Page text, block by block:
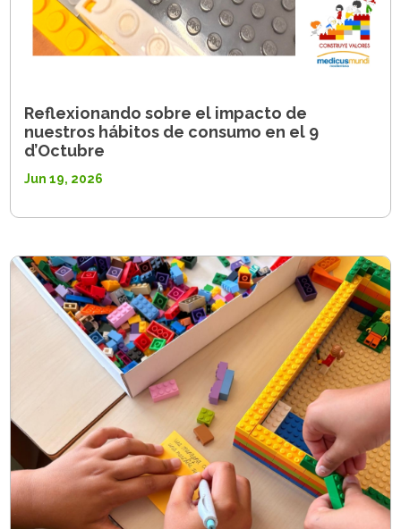
Reflexionando sobre el impacto de
nuestros hábitos de consumo en el 9
d’Octubre
Jun 19, 2026